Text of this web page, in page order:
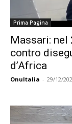
Prima Pagina
Massari: nel
contro
d’Africa
OnuItalia - 29/12/